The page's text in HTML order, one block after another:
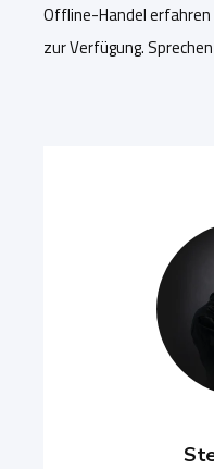
Offline-Handel
zur Verfügung.